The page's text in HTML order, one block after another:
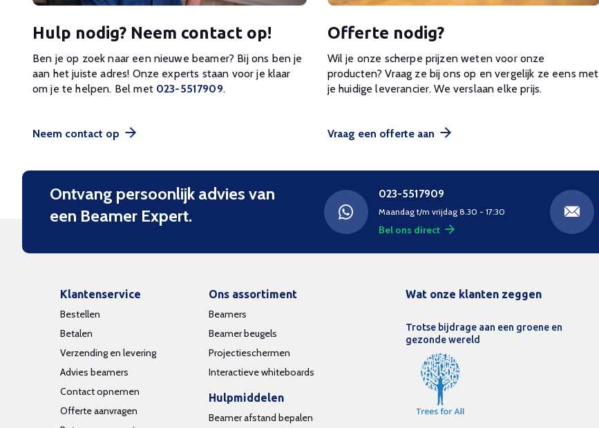
Hulp nodig? Neem contact op!
Ben je op zoek naar een nieuwe beamer? Bij ons ben je
aan het juiste adres! Onze experts staan voor je klaar
om je te helpen. Bel met 023-5517909.
Neem contact op
Offerte nodig?
Wil je onze scherpe prijzen weten voor onze
producten? Vraag ze bij ons op en vergelijk ze eens met
je huidige leverancier. We verslaan elke prijs.
Vraag een offerte aan
Ontvang persoonlijk advies van
een Beamer Expert.
023-5517909
Maandag t/m vrijdag 8.30 - 17:30
Bel ons direct
Klantenservice
Bestellen
Betalen
Verzending en levering
Advies beamers
Contact opnemen
Offerte aanvragen
Ons assortiment
Beamers
Beamer beugels
Projectieschermen
Interactieve whiteboards
Hulpmiddelen
Beamer afstand bepalen
Wat onze klanten zeggen
Trotse bijdrage aan een groene en
gezonde wereld